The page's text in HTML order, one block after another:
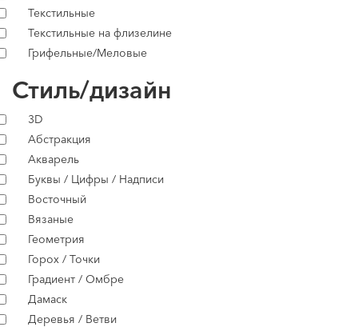
Текстильные
Текстильные на флизелине
Грифельные/Меловые
Стиль/дизайн
3D
Абстракция
Акварель
Буквы / Цифры / Надписи
Восточный
Вязаные
Геометрия
Горох / Точки
Градиент / Омбре
Дамаск
Деревья / Ветви